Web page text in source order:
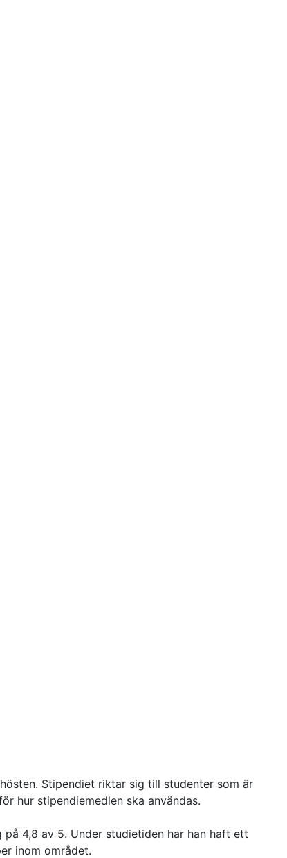
Stipendiet riktar sig till studenter som är
hur stipendiemedlen ska användas.
4,8 av 5. Under studietiden har han haft ett
inom området.